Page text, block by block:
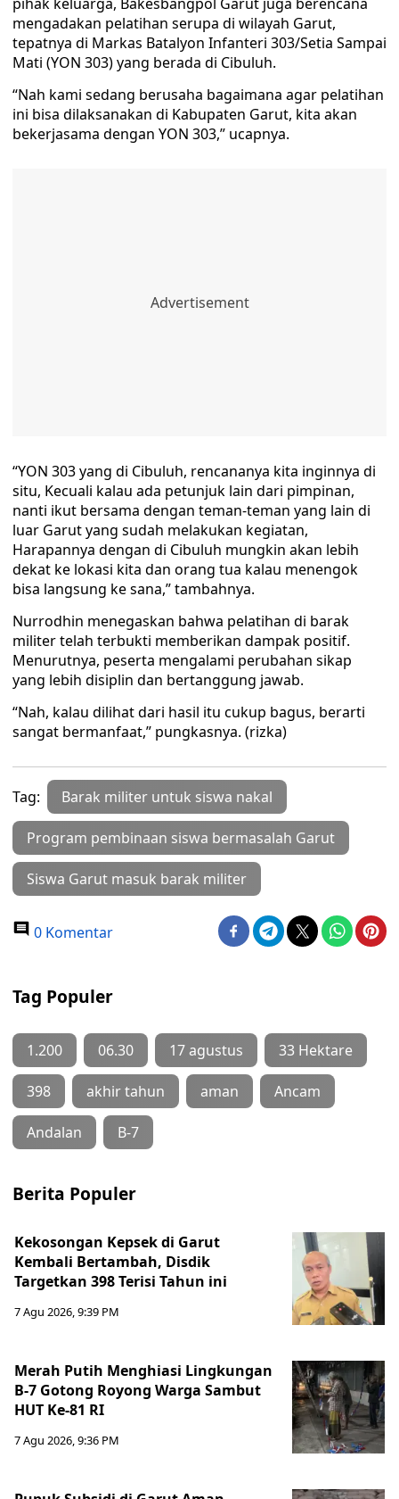
mengadakan pelatihan serupa di wilayah Garut,
tepatnya di Markas Batalyon Infanteri 303/Setia Sampai
Mati (YON 303) yang berada di Cibuluh.
“Nah kami sedang berusaha bagaimana agar pelatihan
ini bisa dilaksanakan di Kabupaten Garut, kita akan
bekerjasama dengan YON 303,” ucapnya.
“YON 303 yang di Cibuluh, rencananya kita inginnya di
situ, Kecuali kalau ada petunjuk lain dari pimpinan,
nanti ikut bersama dengan teman-teman yang lain di
luar Garut yang sudah melakukan kegiatan,
Harapannya dengan di Cibuluh mungkin akan lebih
dekat ke lokasi kita dan orang tua kalau menengok
bisa langsung ke sana,” tambahnya.
Nurrodhin menegaskan bahwa pelatihan di barak
militer telah terbukti memberikan dampak positif.
Menurutnya, peserta mengalami perubahan sikap
yang lebih disiplin dan bertanggung jawab.
“Nah, kalau dilihat dari hasil itu cukup bagus, berarti
sangat bermanfaat,” pungkasnya. (rizka)
Tag: Barak militer untuk siswa nakal
Program pembinaan siswa bermasalah Garut
Siswa Garut masuk barak militer
0 Komentar
Tag Populer
1.200 06.30 17 agustus 33 Hektare
398 akhir tahun aman Ancam
Andalan B-7
Berita Populer
Kekosongan Kepsek di Garut
Kembali Bertambah, Disdik
Targetkan 398 Terisi Tahun ini
7 Agu 2026, 9:39 PM
Merah Putih Menghiasi Lingkungan
B-7 Gotong Royong Warga Sambut
HUT Ke-81 RI
7 Agu 2026, 9:36 PM